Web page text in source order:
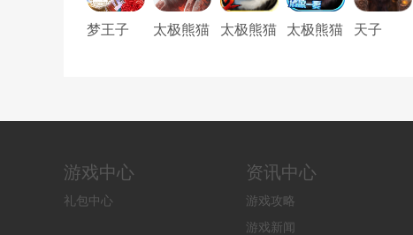
梦王子
太极熊猫
太极熊猫
太极熊猫 天子
游戏中心
礼包中心
资讯中心
游戏攻略
游戏新闻